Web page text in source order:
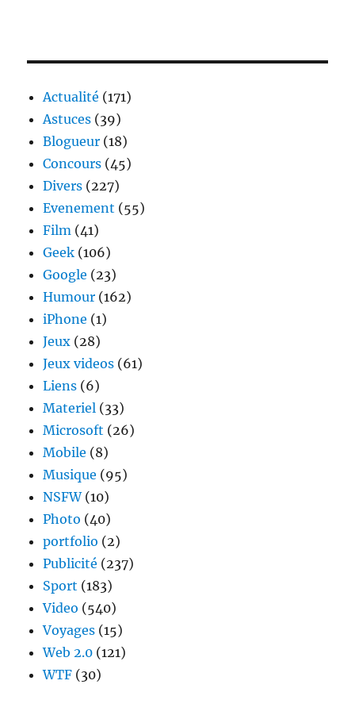
Actualité (171)
Astuces (39)
Blogueur (18)
Concours (45)
Divers (227)
Evenement (55)
Film (41)
Geek (106)
Google (23)
Humour (162)
iPhone (1)
Jeux (28)
Jeux videos (61)
Liens (6)
Materiel (33)
Microsoft (26)
Mobile (8)
Musique (95)
NSFW(10)
Photo (40)
portfolio (2)
Publicité (237)
Sport (183)
Video (540)
Voyages (15)
Web 2.0 (121)
WTF (30)